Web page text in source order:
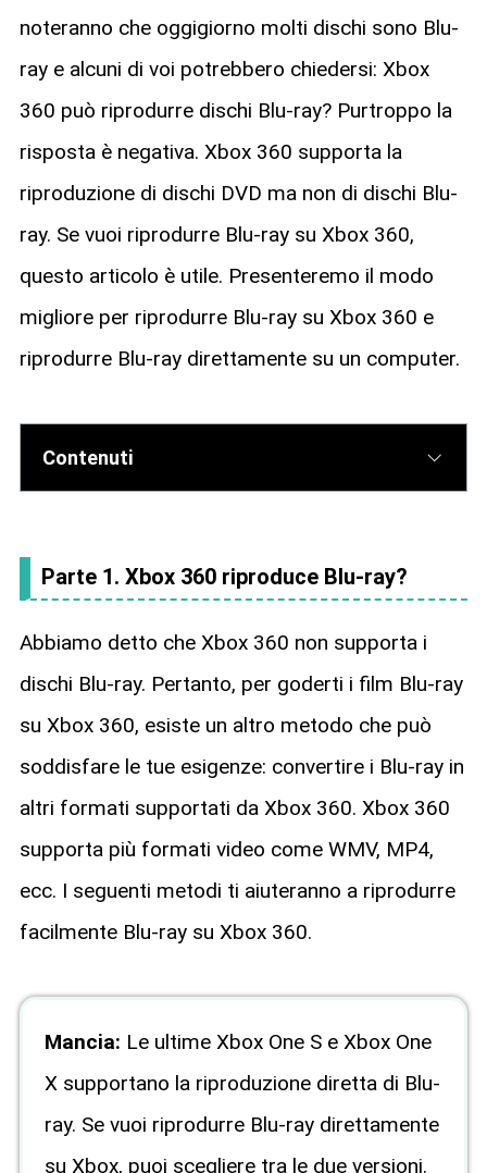
noteranno che oggigiorno molti dischi sono Blu-
ray e alcuni di voi potrebbero chiedersi: Xbox
360 può riprodurre dischi Blu-ray? Purtroppo la
risposta è negativa. Xbox 360 supporta la
riproduzione di dischi DVD ma non di dischi Blu-
ray. Se vuoi riprodurre Blu-ray su Xbox 360,
questo articolo è utile. Presenteremo il modo
migliore per riprodurre Blu-ray su Xbox 360 e
riprodurre Blu-ray direttamente su un computer.
Contenuti
Parte 1. Xbox 360 riproduce Blu-ray?
Abbiamo detto che Xbox 360 non supporta i
dischi Blu-ray. Pertanto, per goderti i film Blu-ray
su Xbox 360, esiste un altro metodo che può
soddisfare le tue esigenze: convertire i Blu-ray in
altri formati supportati da Xbox 360. Xbox 360
supporta più formati video come WMV, MP4,
ecc. I seguenti metodi ti aiuteranno a riprodurre
facilmente Blu-ray su Xbox 360.
Mancia: Le ultime Xbox One S e Xbox One
X supportano la riproduzione diretta di Blu-
ray. Se vuoi riprodurre Blu-ray direttamente
su Xbox, puoi scegliere tra le due versioni.